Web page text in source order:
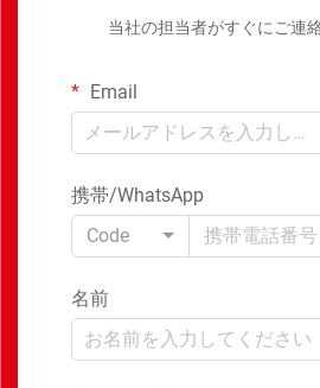
当社の担当者がすぐにご連
Email
携帯/WhatsApp
Code
名前